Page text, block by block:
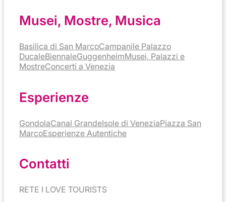
Musei, Mostre, Musica
Basilica di San MarcoCampanile Palazzo
DucaleBiennaleGuggenheimMusei, Palazzi e
MostreConcerti a Venezia
Esperienze
GondolaCanal GrandeIsole di VeneziaPiazza San
MarcoEsperienze Autentiche
Contatti
RETE I LOVE TOURISTS